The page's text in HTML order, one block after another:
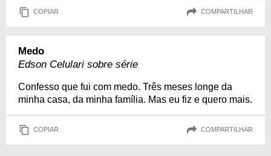
COPIAR COMPARTILHAR
Medo
Edson Celulari sobre série
Confesso que fui com medo. Três meses longe da
minha casa, da minha família. Mas eu fiz e quero mais.
COPIAR COMPARTILHAR